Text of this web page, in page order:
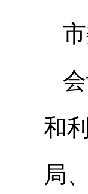
和
局